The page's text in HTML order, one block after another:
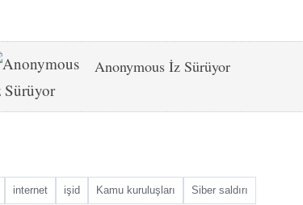
Anonymous İz Sürüyor
internet işid Kamu kuruluşları Siber saldırı